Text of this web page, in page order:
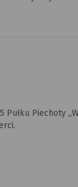
Piechoty